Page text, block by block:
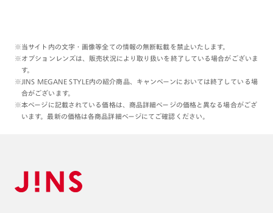
※当サイト内の文字・画像等全ての情報の無断転載を禁止いたします。
※オプションレンズは、販売状況により取り扱いを終了している場合がございま
す。
※JINS MEGANE STYLE内の紹介商品、キャンペーンにおいては終了している場
合がございます。
※本ページに記載されている価格は、商品詳細ページの価格と異なる場合がござ
います。最新の価格は各商品詳細ページにてご確認ください。